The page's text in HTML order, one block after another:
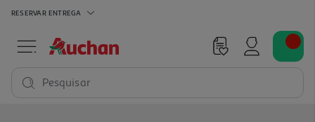
RESERVAR ENTREGA
Pesquisar